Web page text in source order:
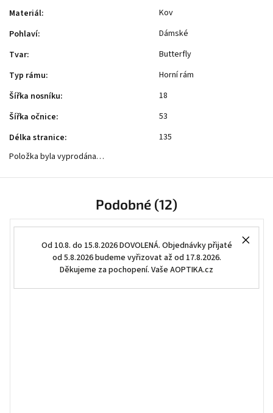
Od 10.8. do 15.8.2026 DOVOLENÁ. Objednávky přijaté
od 5.8.2026 budeme vyřizovat až od 17.8.2026.
Děkujeme za pochopení. Vaše AOPTIKA.cz
Materiál:
Kov
Pohlaví:
Dámské
Tvar:
Butterfly
Typ rámu:
Horní rám
Šířka nosníku:
18
Šířka očnice:
53
Délka stranice:
135
Položka byla vyprodána…
Podobné (12)